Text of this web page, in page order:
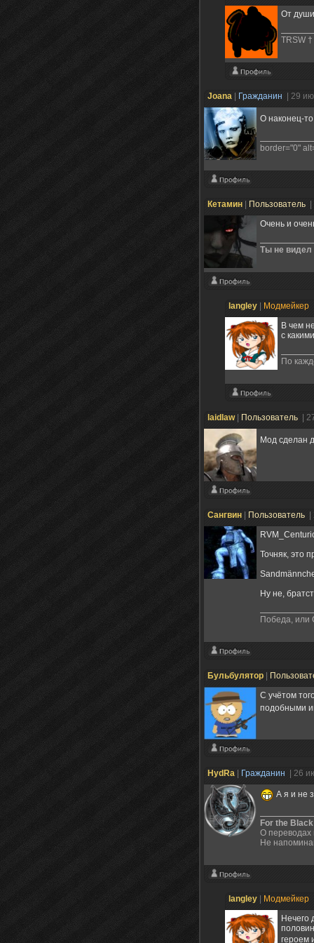
От души
TRSW †
Joana Гражданин | 29
О наконец-
border="0"
Кетамин Пользователь
Очень и
Ты не видел
langley Модмейкер
В чем
с
По
laidlaw| Пользователь |
Мод сделан
Сангвин Пользователь
Точняк, это
Ну не,
Победа, или
Бульбулятор
С учётом
подобными
HydRa Гражданин | 26
А я и не
For the
О переводах
Не
langley Модмейкер
Нечего
героем